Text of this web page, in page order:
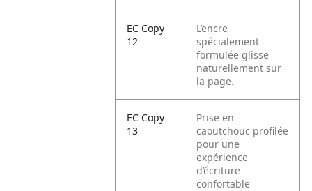
EC Copy
12
L’encre
spécialement
formulée glisse
naturellement sur
la page.
EC Copy
13
Prise en
caoutchouc profilée
pour une
expérience
d’écriture
confortable